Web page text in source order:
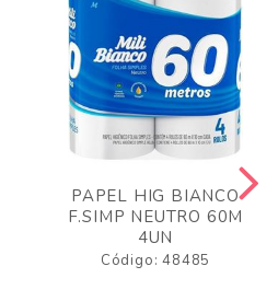
PAPEL HIG BIANCO
F.SIMP NEUTRO 60M
4UN
Código: 48485